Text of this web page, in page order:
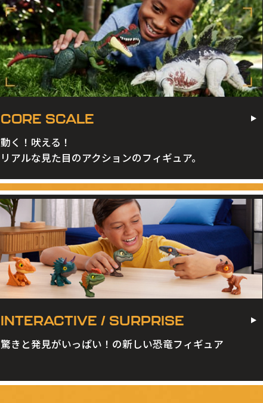
CORE SCALE
動く！吠える！
リアルな見た目のアクションのフィギュア。
INTERACTIVE / SURPRISE
驚きと発見がいっぱい！の新しい恐竜フィギュア